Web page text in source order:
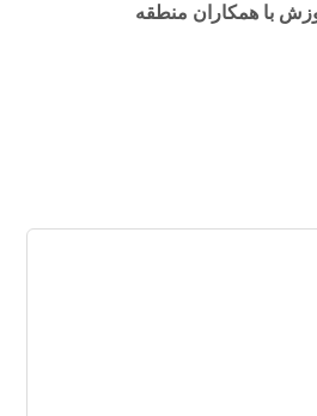
با همکاران منطقه